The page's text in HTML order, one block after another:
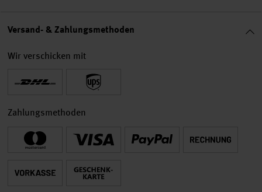
Versand- & Zahlungsmethoden
Wir verschicken mit
Zahlungsmethoden